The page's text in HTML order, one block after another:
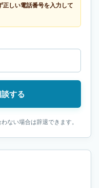
しい電話番号を入力して
する
ない場合は辞退できます。